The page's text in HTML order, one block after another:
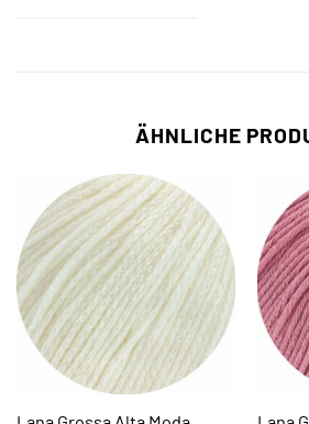
ÄHNLICHE